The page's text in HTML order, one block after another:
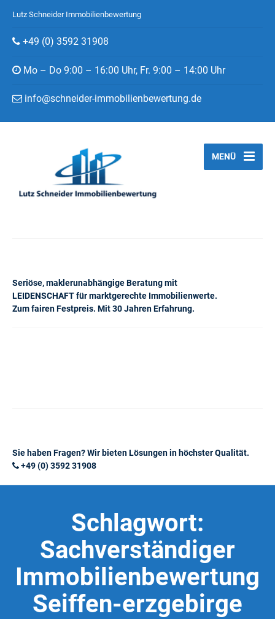
Lutz Schneider Immobilienbewertung
+49 (0) 3592 31908
Mo – Do 9:00 – 16:00 Uhr, Fr. 9:00 – 14:00 Uhr
info@schneider-immobilienbewertung.de
Seriöse, maklerunabhängige Beratung mit
LEIDENSCHAFT für marktgerechte Immobilienwerte.
Zum fairen Festpreis. Mit 30 Jahren Erfahrung.
MENÜ
Sie haben Fragen? Wir bieten Lösungen in höchster Qualität.
+49 (0) 3592 31908
Schlagwort:
Sachverständiger
Immobilienbewertung
Seiffen-erzgebirge